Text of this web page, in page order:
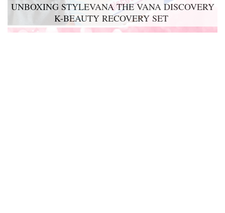
UNBOXING STYLEVANA THE VANA DISCOVERY
K-BEAUTY RECOVERY SET